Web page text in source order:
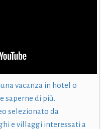
vacanza in hotel o
saperne di più.
selezionato da
e villaggi interessati a